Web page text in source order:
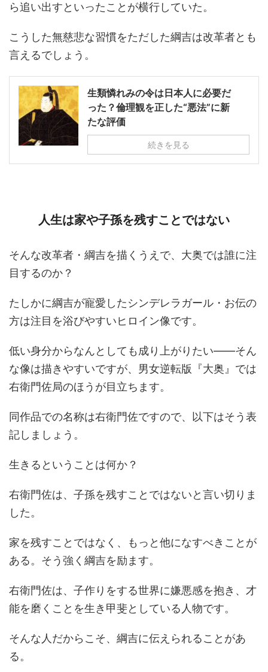
ら追い出すといったことが横行していた。
こうした無慈悲な習慣をただした綱吉は改革者とも
言えるでしょう。
生類憐れみの令は日本人に必要だ
った？倫理観を正した“悪法”に新
たな評価
続きを見る
人生は家や子孫を残すことではない
そんな改革者・綱吉を描くうえで、大奥では誰に注
目するのか？
たしかに綱吉が寵愛したシンデレラガール・お伝の
方は注目を浴びやすいヒロイン像です。
低い身分からなんとしても成り上がりたい――そん
な像は描きやすいですが、男女逆転版『大奥』では
右衛門佐局のほうが目立ちます。
同作品での名称は右衛門佐ですので、以下はそう表
記しましょう。
生きるということは何か？
右衛門佐は、子孫を残すことではないと言い切りま
した。
家を残すことではなく、もっと他になすべきことが
ある。そう強く綱吉を励ます。
右衛門佐は、子作りをする世界に嫌悪感を抱き、才
能を磨くことを生き甲斐としている人物です。
そんな人だからこそ、綱吉に伝えられることがあ
る。